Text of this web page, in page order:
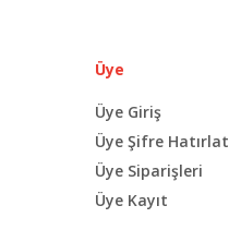
Üye
Üye Giriş
Üye Şifre Hatırlat
Üye Siparişleri
Üye Kayıt